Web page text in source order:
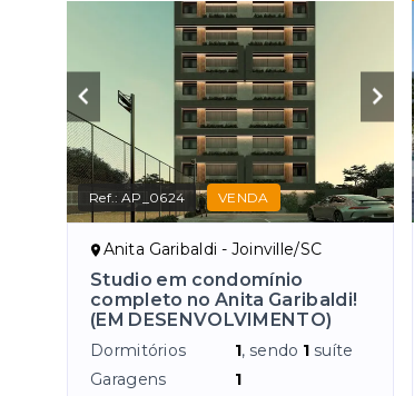
Ref.:AP_0624 VENDA
Anita Garibaldi - Joinville/SC
Studio em condomínio
completo no Anita Garibaldi!
(EM DESENVOLVIMENTO)
Dormitórios 1, sendo 1 suíte
Garagens
1